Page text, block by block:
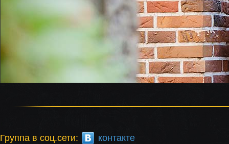
Группа в соц.сети:
контакте